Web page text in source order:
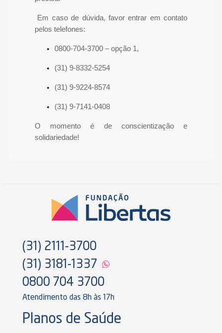
Em caso de dúvida, favor entrar em contato
pelos telefones:
0800-704-3700 – opção 1,
(31) 9-8332-5254
(31) 9-9224-8574
(31) 9-7141-0408
O momento é de conscientização e
solidariedade!
(31) 2111-3700
(31) 3181-1337
0800 704 3700
Atendimento das 8h às 17h
Planos de Saúde